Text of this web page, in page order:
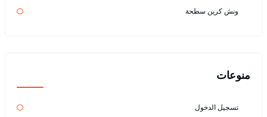
ونش كرين سطحة
منوعات
تسجيل الدخول